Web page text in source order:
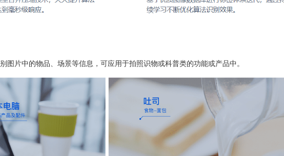
图片中的物品、场景等信息，可应用于拍照识物或科普类的功能或产品中。